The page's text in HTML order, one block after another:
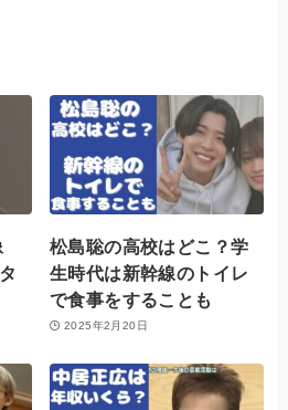
松島聡の高校はどこ？学
生時代は新幹線のトイレ
で食事をすることも
2025年2月20日